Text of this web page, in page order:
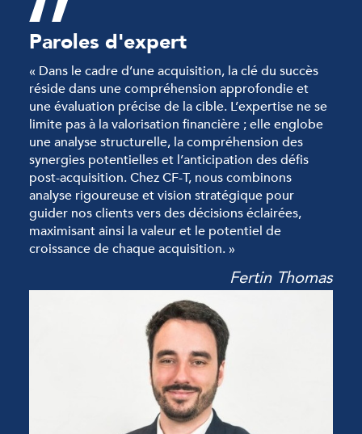
Paroles d'expert
« Dans le cadre d’une acquisition, la clé du succès
réside dans une compréhension approfondie et
une évaluation précise de la cible. L’expertise ne se
limite pas à la valorisation financière ; elle englobe
une analyse structurelle, la compréhension des
synergies potentielles et l’anticipation des défis
post-acquisition. Chez CF-T, nous combinons
analyse rigoureuse et vision stratégique pour
guider nos clients vers des décisions éclairées,
maximisant ainsi la valeur et le potentiel de
croissance de chaque acquisition. »
Fertin Thomas